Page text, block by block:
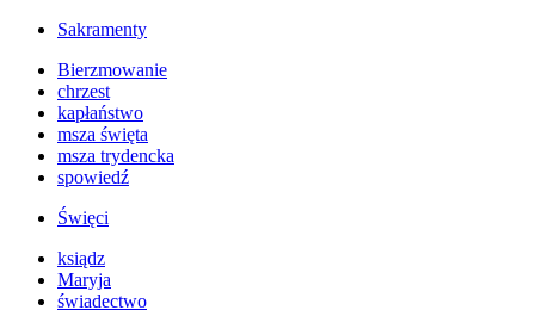
Sakramenty
Bierzmowanie
chrzest
kapłaństwo
msza święta
msza trydencka
spowiedź
Święci
ksiądz
Maryja
świadectwo